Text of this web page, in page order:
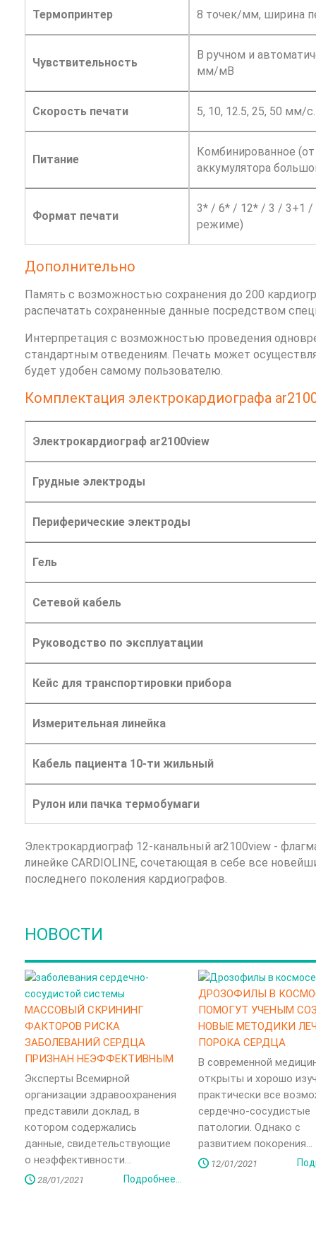
Термопринтер 8 точек/мм, ширина
Чувствительность
В ручном и
мм/мВ
Скорость печати 5, 10, 12.5, 25, 50 мм/с.
Питание
Комбинированное
аккумулятора
Формат печати
3* / 6* / 12* / 3 / 3+1 /
режиме)
Дополнительно
Память с возможностью сохранения до 200
распечатать сохраненные данные посредством
Интерпретация с возможностью проведения
стандартным отведениям. Печать может
будет удобен самому пользователю.
Комплектация электрокардиографа
Электрокардиограф ar2100view
Грудные электроды
Периферические электроды
Гель
Сетевой кабель
Руководство по эксплуатации
Кейс для транспортировки прибора
Измерительная линейка
Кабель пациента 10-ти жильный
Рулон или пачка термобумаги
Электрокардиограф 12-канальный ar2100view -
линейке CARDIOLINE, сочетающая в себе все
последнего поколения кардиографов.
НОВОСТИ
МАССОВЫЙ СКРИНИНГ
ФАКТОРОВ РИСКА
ЗАБОЛЕВАНИЙ СЕРДЦА
ПРИЗНАН НЕЭФФЕКТИВНЫМ
Эксперты Всемирной
организации здравоохранения
представили доклад, в
котором содержались
данные, свидетельствующие
о неэффективности...
28/01/2021 Подробнее...
ДРОЗОФИЛЫ В
ПОМОГУТ УЧЕНЫМ
НОВЫЕ МЕТОДИКИ
ПОРОКА СЕРДЦА
В современной
открыты и хорошо
практически все
сердечно-сосудистые
патологии. Однако с
развитием покорения...
12/01/2021